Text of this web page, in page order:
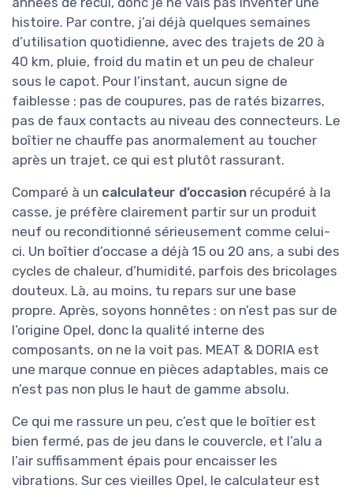
histoire. Par contre, j’ai déjà quelques semaines
d’utilisation quotidienne, avec des trajets de 20 à
40 km, pluie, froid du matin et un peu de chaleur
sous le capot. Pour l’instant, aucun signe de
faiblesse : pas de coupures, pas de ratés bizarres,
pas de faux contacts au niveau des connecteurs. Le
boîtier ne chauffe pas anormalement au toucher
après un trajet, ce qui est plutôt rassurant.
Comparé à un calculateur d’occasion récupéré à la
casse, je préfère clairement partir sur un produit
neuf ou reconditionné sérieusement comme celui-
ci. Un boîtier d’occase a déjà 15 ou 20 ans, a subi des
cycles de chaleur, d’humidité, parfois des bricolages
douteux. Là, au moins, tu repars sur une base
propre. Après, soyons honnêtes : on n’est pas sur de
l’origine Opel, donc la qualité interne des
composants, on ne la voit pas. MEAT & DORIA est
une marque connue en pièces adaptables, mais ce
n’est pas non plus le haut de gamme absolu.
Ce qui me rassure un peu, c’est que le boîtier est
bien fermé, pas de jeu dans le couvercle, et l’alu a
l’air suffisamment épais pour encaisser les
vibrations. Sur ces vieilles Opel, le calculateur est